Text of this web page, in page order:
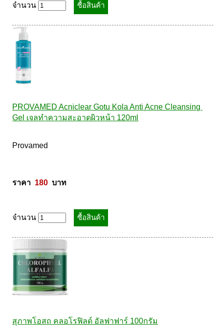
จำนวน
PROVAMED Acniclear Gotu Kola Anti Acne Cleansing
Gel เจลทำความสะอาดผิวหน้า 120ml
Provamed
ราคา 180
  บาท
จำนวน
สุภาพโอสถ คลอโรฟิลด์ อัลฟาฟาร์ 100กรัม